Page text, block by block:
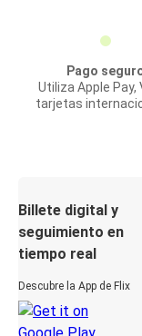
Pago
Utiliza Apple Pay,
tarjetas
Billete digital y
seguimiento en
tiempo real
Descubre la App de Flix